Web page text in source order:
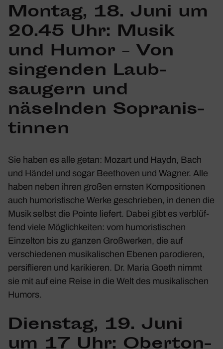
Montag, 18. Juni um
20.45 Uhr: Musik
und Humor – Von
singenden Laub­
saugern und
näselnden Sopra­nis­
tinnen
Sie haben es alle getan: Mozart und Haydn, Bach
und Händel und sogar Beet­hoven und Wagner. Alle
haben neben ihren großen ernsten Kompo­si­tionen
auch humo­ris­ti­sche Werke geschrieben, in denen die
Musik selbst die Pointe liefert. Dabei gibt es verblüf­
fend viele Möglich­keiten: vom humo­ris­ti­schen
Einzelton bis zu ganzen Groß­werken, die auf
verschie­denen musi­ka­li­schen Ebenen parodieren,
persi­flieren und kari­kieren. Dr. Maria Goeth nimmt
sie mit auf eine Reise in die Welt des musi­ka­li­schen
Humors.
Dienstag, 19. Juni